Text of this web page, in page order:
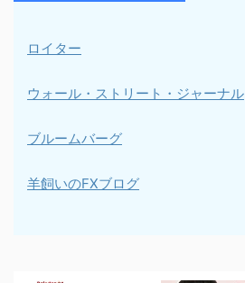
ロイター
ウォール・ストリート・ジャーナル
ブルームバーグ
羊飼いのFXブログ